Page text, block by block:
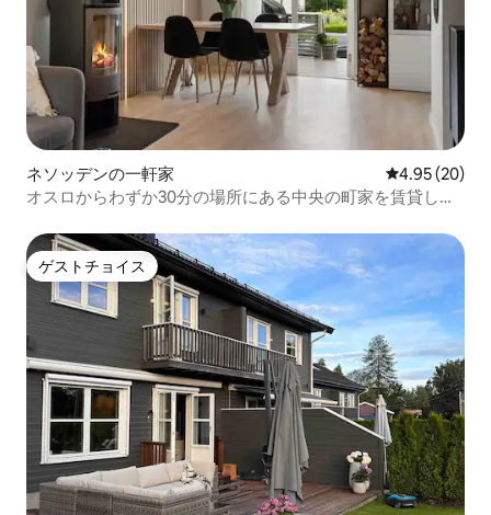
ネソッデンの一軒家 レビュー20
4.95 (20)
オスロからわずか30分の場所にある中央の町家を賃貸しま
ゲストチョイス
ゲストチョイス